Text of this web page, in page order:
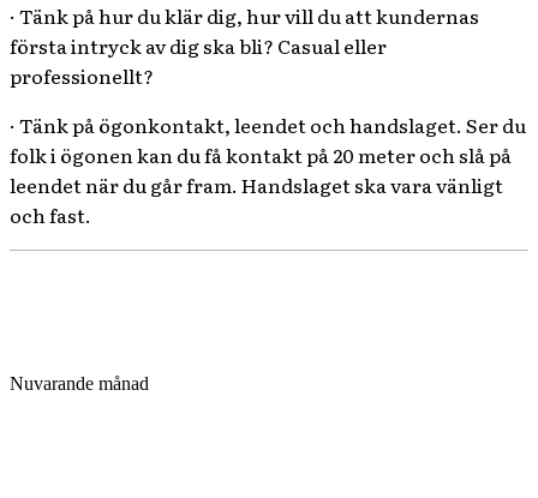
· Tänk på hur du klär dig, hur vill du att kundernas
första intryck av dig ska bli? Casual eller
professionellt?
· Tänk på ögonkontakt, leendet och handslaget. Ser du
folk i ögonen kan du få kontakt på 20 meter och slå på
leendet när du går fram. Handslaget ska vara vänligt
och fast.
Nuvarande månad